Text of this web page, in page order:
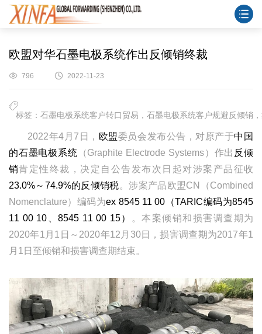
欧盟对华石墨电极系统作出反倾销终裁
796 2022-11-23
标签：石墨电极系统客户转口贸易，石墨电极系统客户规避反倾销
2022年4月7日， 欧盟委员会发布公告，对原产于中国
的石墨电极系统 （Graphite Electrode Systems）作出 反倾
销肯定性终裁，决定自公告发布次日起对涉案产品征收
23.0%～74.9%的反倾销税。涉案产品欧盟CN（Combined
Nomenclature）编码为ex 8545 11 00（TARIC编码为8545
11 00 10、8545 11 00 15）
。本案倾销和损害调查期为
2020年1月1日～2020年12月30日，损害调查期为2017年1
月1日至倾销和损害调查期结束。